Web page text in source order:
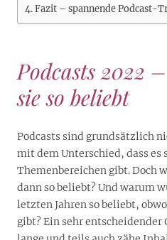
Fazit – spannende Podcast-
Podcasts 2022
sie so beliebt
Podcasts sind grundsätzlich
mit dem Unterschied, dass
Themenbereichen gibt. Doch
dann so beliebt? Und warum
letzten Jahren so beliebt,
gibt? Ein sehr